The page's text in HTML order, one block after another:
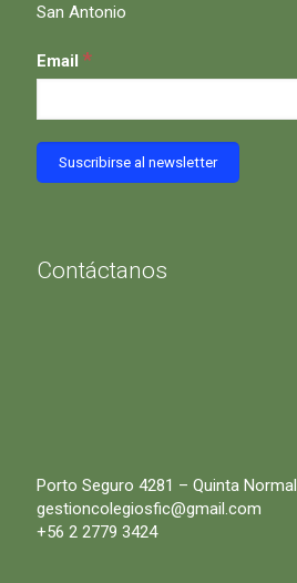
San Antonio
Email *
Contáctanos
Porto Seguro 4281 – Quinta Normal
gestioncolegiosfic@gmail.com
+56 2 2779 3424